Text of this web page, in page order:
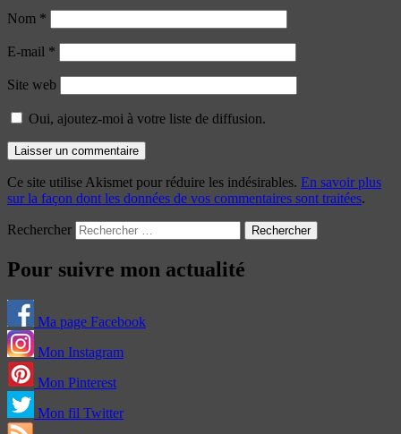
Nom *
E-mail *
Site web
Oui, ajoutez-moi à votre liste de diffusion.
Ce site utilise Akismet pour réduire les indésirables. En savoir plus
sur la façon dont les données de vos commentaires sont traitées.
Rechercher
Pour suivre mon actualité
Ma page Facebook
Mon Instagram
Mon Pinterest
Mon fil Twitter